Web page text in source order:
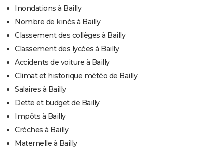
Inondations à Bailly
Nombre de kinés à Bailly
Classement des collèges à Bailly
Classement des lycées à Bailly
Accidents de voiture à Bailly
Climat et historique météo de Bailly
Salaires à Bailly
Dette et budget de Bailly
Impôts à Bailly
Crèches à Bailly
Maternelle à Bailly